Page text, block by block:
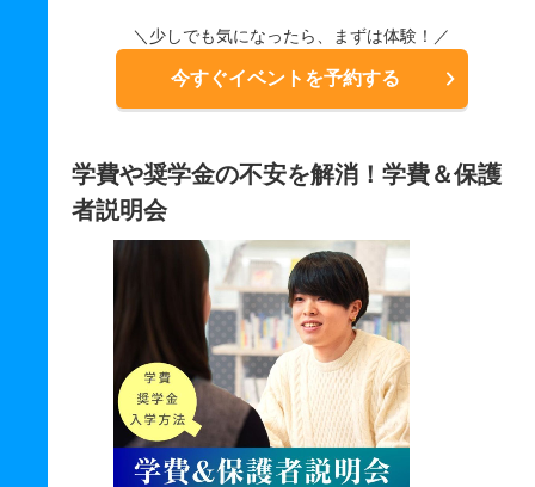
＼少しでも気になったら、まずは体験！／
今すぐイベントを予約する
学費や奨学金の不安を解消！学費＆保護
者説明会